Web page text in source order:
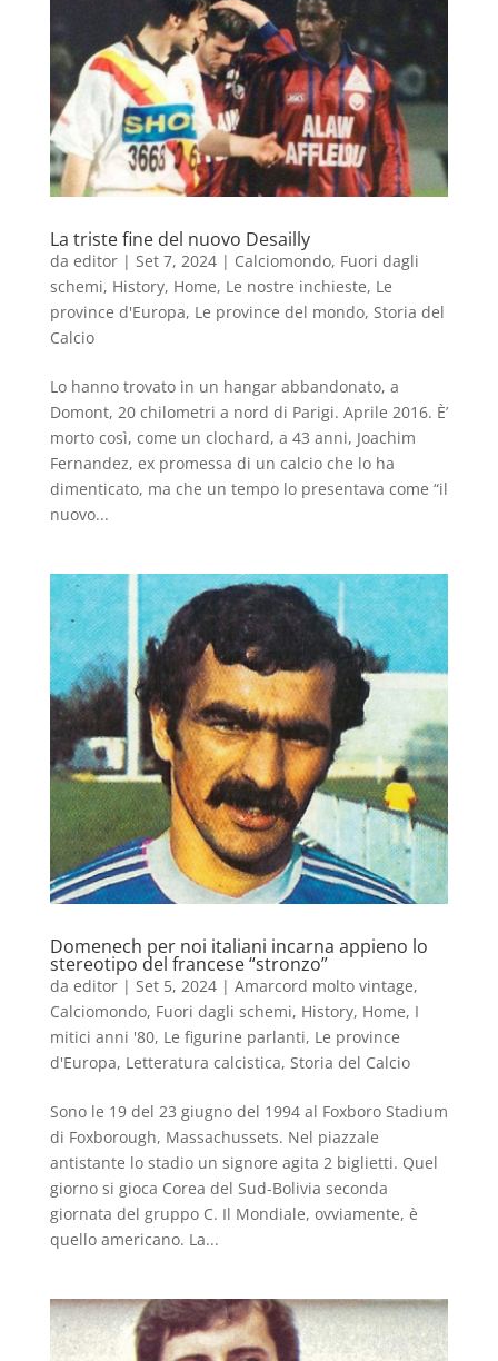
La triste fine del nuovo Desailly
da editor| Set 7, 2024| Calciomondo, Fuori dagli
schemi, History, Home, Le nostre inchieste, Le
province d'Europa, Le province del mondo, Storia del
Calcio
Lo hanno trovato in un hangar abbandonato, a
Domont, 20 chilometri a nord di Parigi. Aprile 2016. È’
morto così, come un clochard, a 43 anni, Joachim
Fernandez, ex promessa di un calcio che lo ha
dimenticato, ma che un tempo lo presentava come “il
nuovo...
Domenech per noi italiani incarna appieno lo
stereotipo del francese “stronzo”
da editor| Set 5, 2024| Amarcord molto vintage,
Calciomondo, Fuori dagli schemi, History, Home, I
mitici anni '80, Le figurine parlanti, Le province
d'Europa, Letteratura calcistica, Storia del Calcio
Sono le 19 del 23 giugno del 1994 al Foxboro Stadium
di Foxborough, Massachussets. Nel piazzale
antistante lo stadio un signore agita 2 biglietti. Quel
giorno si gioca Corea del Sud-Bolivia seconda
giornata del gruppo C. Il Mondiale, ovviamente, è
quello americano. La...